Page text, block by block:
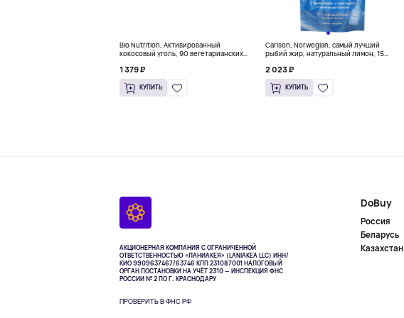
Bio Nutrition, Активированный
кокосовый уголь, 90 вегетарианских
1 379 ₽
КУПИТЬ
Carlson, Norwegian, самый лучший
рыбий жир, натуральный лимон, 15
2 023 ₽
КУПИТЬ
АКЦИОНЕРНАЯ КОМПАНИЯ С ОГРАНИЧЕННОЙ
ОТВЕТСТВЕННОСТЬЮ «ЛАНИАКЕЯ» (LANIAKEA LLC) ИНН/
КИО 9909637467/63746 КПП 231087001 НАЛОГОВЫЙ
ОРГАН ПОСТАНОВКИ НА УЧЁТ 2310 — ИНСПЕКЦИЯ ФНС
РОССИИ № 2 ПО Г. КРАСНОДАРУ
ПРОВЕРИТЬ В ФНС РФ
DoBuy
Россия
Беларусь
Казахстан